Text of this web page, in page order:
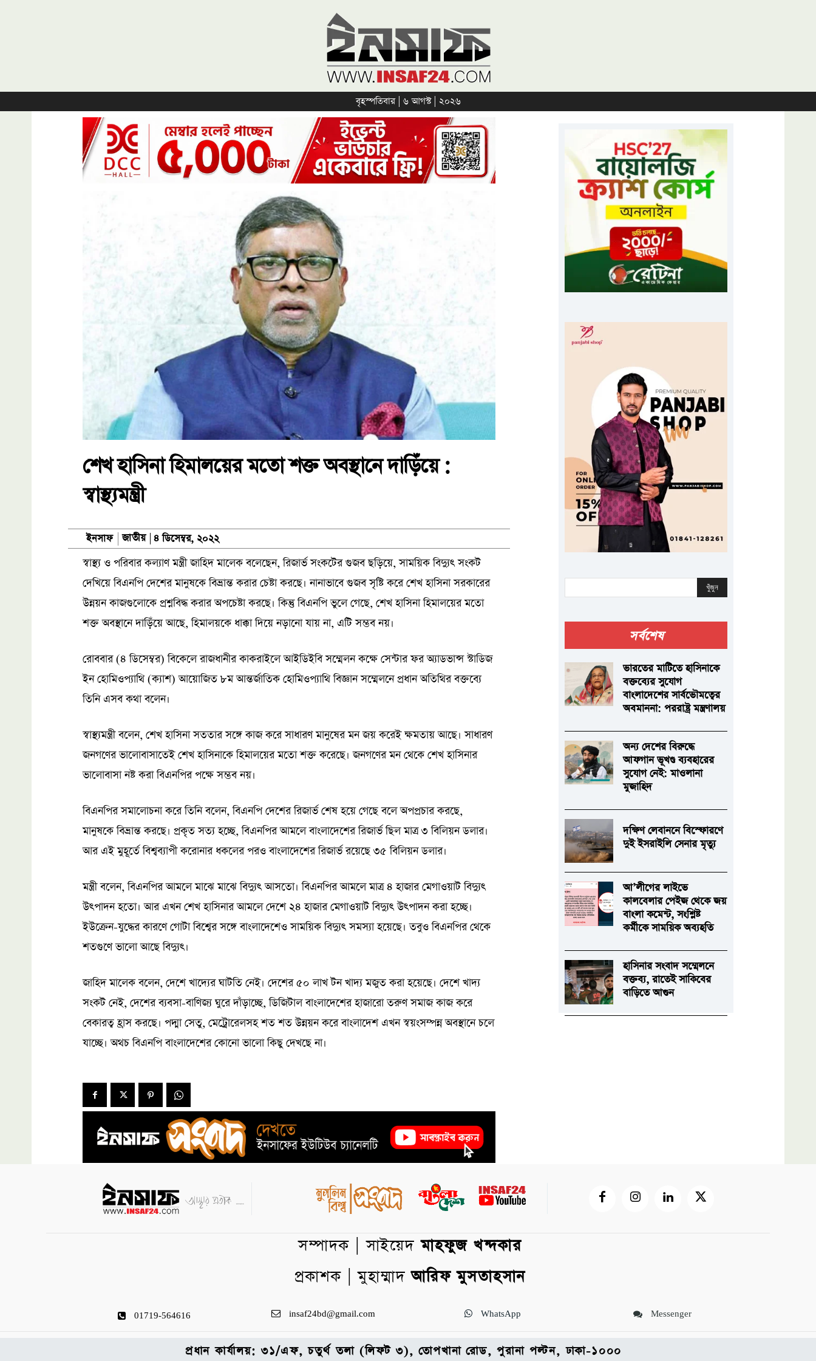
বৃহস্পতিবার | ৬ আগস্ট | ২০২৬
শেখ হাসিনা হিমালয়ের মতো শক্ত অবস্থানে দাড়িঁয়ে :
স্বাস্থ্যমন্ত্রী
ইনসাফ জাতীয় ৪ ডিসেম্বর, ২০২২
স্বাস্থ্য ও পরিবার কল্যাণ মন্ত্রী জাহিদ মালেক বলেছেন, রিজার্ভ সংকটের গুজব ছড়িয়ে, সাময়িক বিদ্যুৎ সংকট
দেখিয়ে বিএনপি দেশের মানুষকে বিভ্রান্ত করার চেষ্টা করছে। নানাভাবে গুজব সৃষ্টি করে শেখ হাসিনা সরকারের
উন্নয়ন কাজগুলোকে প্রশ্নবিদ্ধ করার অপচেষ্টা করছে। কিন্তু বিএনপি ভুলে গেছে, শেখ হাসিনা হিমালয়ের মতো
শক্ত অবস্থানে দাড়িঁয়ে আছে, হিমালয়কে ধাক্কা দিয়ে নড়ানো যায় না, এটি সম্ভব নয়।
রোববার (৪ ডিসেম্বর) বিকেলে রাজধানীর কাকরাইলে আইডিইবি সম্মেলন কক্ষে সেন্টার ফর অ্যাডভান্স স্টাডিজ
ইন হোমিওপ্যাথি (ক্যাশ) আয়োজিত ৮ম আন্তর্জাতিক হোমিওপ্যাথি বিজ্ঞান সম্মেলনে প্রধান অতিথির বক্তব্যে
তিনি এসব কথা বলেন।
স্বাস্থ্যমন্ত্রী বলেন, শেখ হাসিনা সততার সঙ্গে কাজ করে সাধারণ মানুষের মন জয় করেই ক্ষমতায় আছে। সাধারণ
জনগণের ভালোবাসাতেই শেখ হাসিনাকে হিমালয়ের মতো শক্ত করেছে। জনগণের মন থেকে শেখ হাসিনার
ভালোবাসা নষ্ট করা বিএনপির পক্ষে সম্ভব নয়।
বিএনপির সমালোচনা করে তিনি বলেন, বিএনপি দেশের রিজার্ভ শেষ হয়ে গেছে বলে অপপ্রচার করছে,
মানুষকে বিভ্রান্ত করছে। প্রকৃত সত্য হচ্ছে, বিএনপির আমলে বাংলাদেশের রিজার্ভ ছিল মাত্র ৩ বিলিয়ন ডলার।
আর এই মুহূর্তে বিশ্বব্যাপী করোনার ধকলের পরও বাংলাদেশের রিজার্ভ রয়েছে ৩৫ বিলিয়ন ডলার।
মন্ত্রী বলেন, বিএনপির আমলে মাঝে মাঝে বিদ্যুৎ আসতো। বিএনপির আমলে মাত্র ৪ হাজার মেগাওয়াট বিদ্যুৎ
উৎপাদন হতো। আর এখন শেখ হাসিনার আমলে দেশে ২৪ হাজার মেগাওয়াট বিদ্যুৎ উৎপাদন করা হচ্ছে।
ইউক্রেন-যুদ্ধের কারণে গোটা বিশ্বের সঙ্গে বাংলাদেশেও সাময়িক বিদ্যুৎ সমস্যা হয়েছে। তবুও বিএনপির থেকে
শতগুণে ভালো আছে বিদ্যুৎ।
জাহিদ মালেক বলেন, দেশে খাদ্যের ঘাটতি নেই। দেশের ৫০ লাখ টন খাদ্য মজুত করা হয়েছে। দেশে খাদ্য
সংকট নেই, দেশের ব্যবসা-বাণিজ্য ঘুরে দাঁড়াচ্ছে, ডিজিটাল বাংলাদেশের হাজারো তরুণ সমাজ কাজ করে
বেকারত্ব হ্রাস করছে। পদ্মা সেতু, মেট্রোরেলসহ শত শত উন্নয়ন করে বাংলাদেশ এখন স্বয়ংসম্পন্ন অবস্থানে চলে
যাচ্ছে। অথচ বিএনপি বাংলাদেশের কোনো ভালো কিছু দেখছে না।
খুঁজুন
সর্বশেষ
ভারতের মাটিতে হাসিনাকে
বক্তব্যের সুযোগ
বাংলাদেশের সার্বভৌমত্বের
অবমাননা: পররাষ্ট্র মন্ত্রণালয়
অন্য দেশের বিরুদ্ধে
আফগান ভূখণ্ড ব্যবহারের
সুযোগ নেই: মাওলানা
মুজাহিদ
দক্ষিণ লেবাননে বিস্ফোরণে
দুই ইসরাইলি সেনার মৃত্যু
আ’লীগের লাইভে
কালবেলার পেইজ থেকে জয়
বাংলা কমেন্ট, সংশ্লিষ্ট
কর্মীকে সাময়িক অব্যহতি
হাসিনার সংবাদ সম্মেলনে
বক্তব্য, রাতেই সাকিবের
বাড়িতে আগুন
সম্পাদক | সাইয়েদমাহফুজ খন্দকার
প্রকাশক | মুহাম্মাদআরিফ মুসতাহসান
01719-564616 insaf24bd@gmail.com WhatsApp Messenger
প্রধান কার্যালয়: ৩১/এফ, চতুর্থ তলা (লিফট ৩), তোপখানা রোড, পুরানা পল্টন, ঢাকা-১০০০